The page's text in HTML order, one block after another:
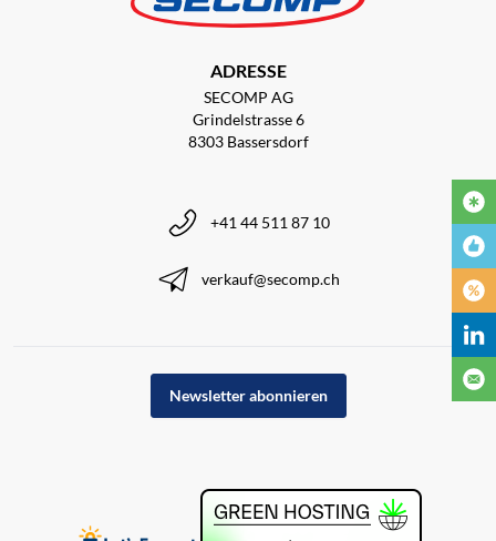
ADRESSE
SECOMP AG
Grindelstrasse 6
8303 Bassersdorf
+41 44 511 87 10
verkauf@secomp.ch
Newsletter abonnieren